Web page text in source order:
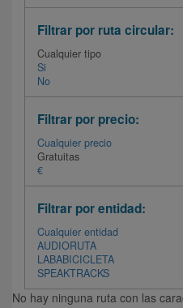
Filtrar por ruta circular:
Cualquier tipo
Si
No
Filtrar por precio:
Cualquier precio
Gratuitas
€
Filtrar por entidad:
Cualquier entidad
AUDIORUTA
LABABICICLETA
SPEAKTRACKS
No hay ninguna ruta con las